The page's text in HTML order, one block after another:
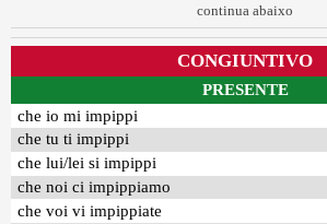
continua abaixo
CONGIUNTIVO
PRESENTE
che io mi impippi
che tu ti impippi
che lui/lei si impippi
che noi ci impippiamo
che voi vi impippiate